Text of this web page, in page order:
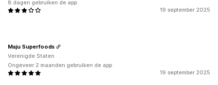
19 september 2025
8 dagen gebruiken de app
19 september 2025
Maju Superfoods
Verenigde Staten
Ongeveer 2 maanden gebruiken de app